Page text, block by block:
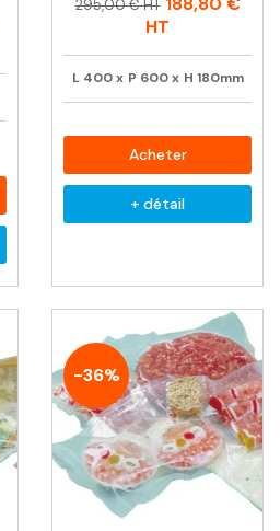
295,00 € HT
HT
L 400 x P 600 x H 180mm
Acheter
+ détail
-36%